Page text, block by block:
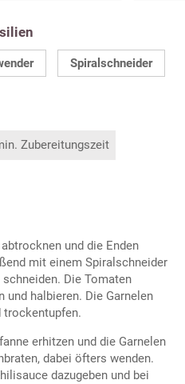
Spiralschneider
Zubereitungszeit
und die Enden
mit einem Spiralschneider
Die Tomaten
und halbieren. Die Garnelen
trockentupfen.
erhitzen und die Garnelen
dabei öfters wenden.
dazugeben und bei